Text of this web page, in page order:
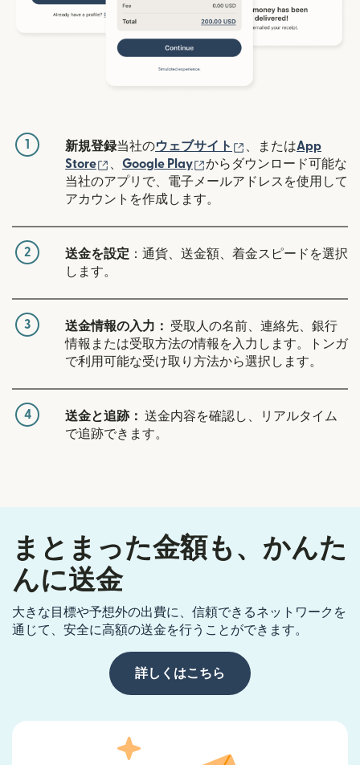
1 新規登録当社のウェブサイト （別ウィンドウで
、またはApp
Store
（別ウィンドウで開きます）
、 Google Play （別ウィンドウで開きま
からダウンロード可能な
当社のアプリで、電子メールアドレスを使用して
アカウントを作成します。
2 送金を設定 ：通貨、送金額、着金スピードを選択
します。
3 送金情報の入力：
受取人の名前、連絡先、銀行
情報または受取方法の情報を入力します。トンガ
で利用可能な受け取り方法から選択します。
4 送金と追跡： 送金内容を確認し、リアルタイム
で追跡できます。
まとまった金額も、かんた
んに送金
大きな目標や予想外の出費に、信頼できるネットワークを
通じて、安全に高額の送金を行うことができます。
詳しくはこちら